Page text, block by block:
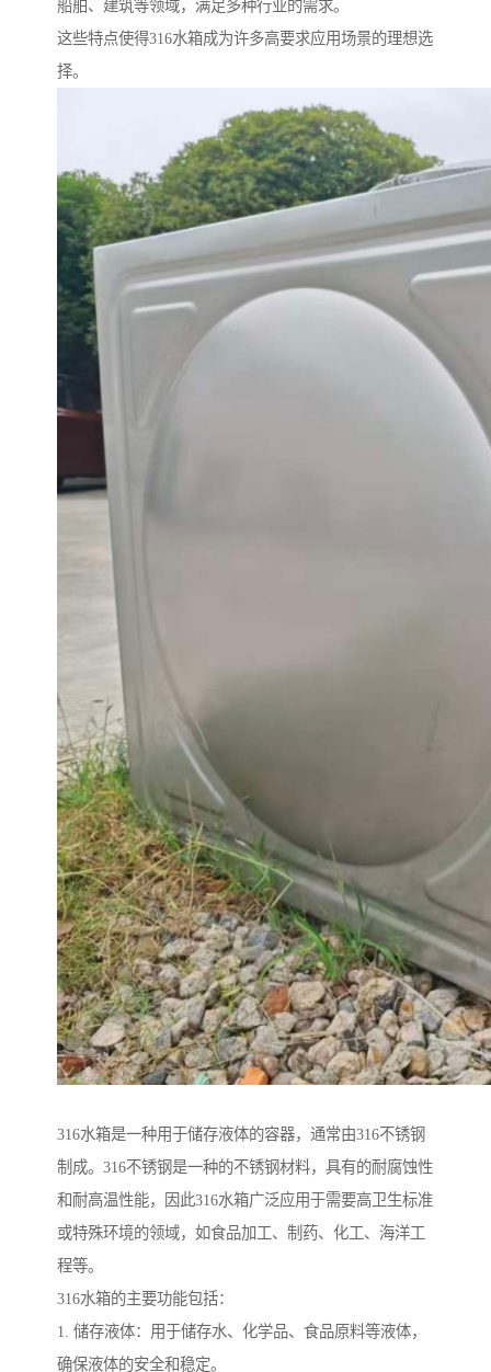
船舶、建筑等领域，满足多种行业的需求。
这些特点使得316水箱成为许多高要求应用场景的理想选
择。
316水箱是一种用于储存液体的容器，通常由316不锈钢
制成。316不锈钢是一种的不锈钢材料，具有的耐腐蚀性
和耐高温性能，因此316水箱广泛应用于需要高卫生标准
或特殊环境的领域，如食品加工、制药、化工、海洋工
程等。
316水箱的主要功能包括：
1. 储存液体：用于储存水、化学品、食品原料等液体，
确保液体的安全和稳定。